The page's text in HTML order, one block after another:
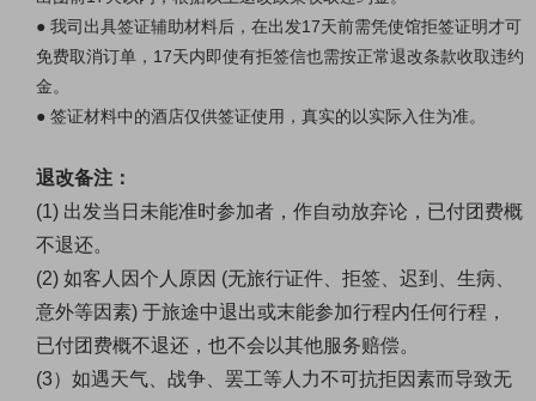
● 我司出具签证辅助材料后，在出发17天前需凭使馆拒签证明才可
免费取消订单，17天内即使有拒签信也需按正常退改条款收取违约
金。
● 签证材料中的酒店仅供签证使用，真实的以实际入住为准。
退改备注：
(1) 出发当日未能准时参加者，作自动放弃论，已付团费概
不退还。
(2) 如客人因个人原因 (无旅行证件、拒签、迟到、生病、
意外等因素) 于旅途中退出或末能参加行程内任何行程，
已付团费概不退还，也不会以其他服务赔偿。
(3）如遇天气、战争、罢工等人力不可抗拒因素而导致无